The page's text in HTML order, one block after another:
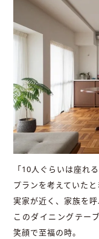
「10人ぐらいは座れ
プランを考えていた
実家が近く、家族を呼
このダイニングテー
笑顔で至福の時。